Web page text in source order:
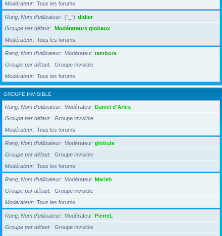
Modérateur
Tous les forums
Rang, Nom d’utilisateur (°_°) didier
Groupe par défaut
Modérateurs globaux
Modérateur
Tous les forums
Rang, Nom d’utilisateur Modérateur tambora
Groupe par défaut
Groupe invisible
Modérateur
Tous les forums
GROUPE INVISIBLE
Rang, Nom d’utilisateur Modérateur Daniel d'Arles
Groupe par défaut
Groupe invisible
Modérateur
Tous les forums
Rang, Nom d’utilisateur Modérateur globule
Groupe par défaut
Groupe invisible
Modérateur
Tous les forums
Rang, Nom d’utilisateur Modérateur Marieh
Groupe par défaut
Groupe invisible
Modérateur
Tous les forums
Rang, Nom d’utilisateur Modérateur PierreL
Groupe par défaut
Groupe invisible